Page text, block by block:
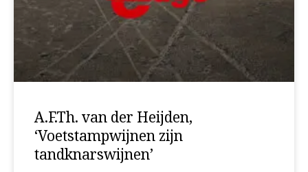
A.F.Th. van der Heijden,
‘Voetstampwijnen zijn
tandknarswijnen’